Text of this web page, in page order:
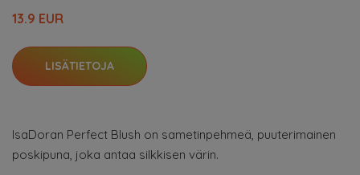
13.9 EUR
LISÄTIETOJA
IsaDoran Perfect Blush on sametinpehmeä, puuterimainen
poskipuna, joka antaa silkkisen värin.